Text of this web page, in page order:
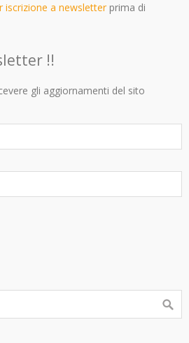
iscrizione a newsletterprima di
!!
gli aggiornamenti del sito